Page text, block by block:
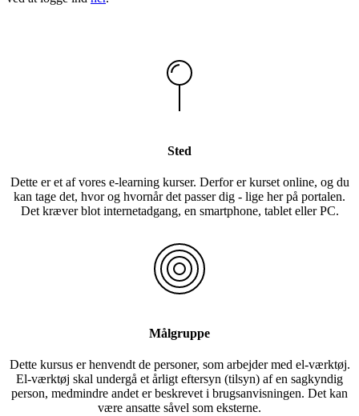
Sted
Dette er et af vores e-learning kurser. Derfor er kurset online, og du
kan tage det, hvor og hvornår det passer dig - lige her på portalen.
Det kræver blot internetadgang, en smartphone, tablet eller PC.
Målgruppe
Dette kursus er henvendt de personer, som arbejder med el-værktøj.
El-værktøj skal undergå et årligt eftersyn (tilsyn) af en sagkyndig
person, medmindre andet er beskrevet i brugsanvisningen. Det kan
være ansatte såvel som eksterne.